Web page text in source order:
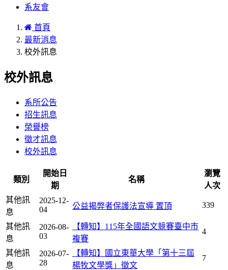
系友會
首頁
最新消息
校外訊息
校外訊息
系所公告
招生訊息
榮譽榜
徵才訊息
校外訊息
類別
開始日
期
名稱
瀏覽
人次
其他訊
息
2025-12-
04
公益揭弊者保護法宣導 置頂 339
其他訊
息
2026-08-
03
【轉知】115年全國語文競賽臺中市
複賽
4
其他訊
息
2026-07-
28
【轉知】國立東華大學「第十三屆
楊牧文學獎」徵文
7